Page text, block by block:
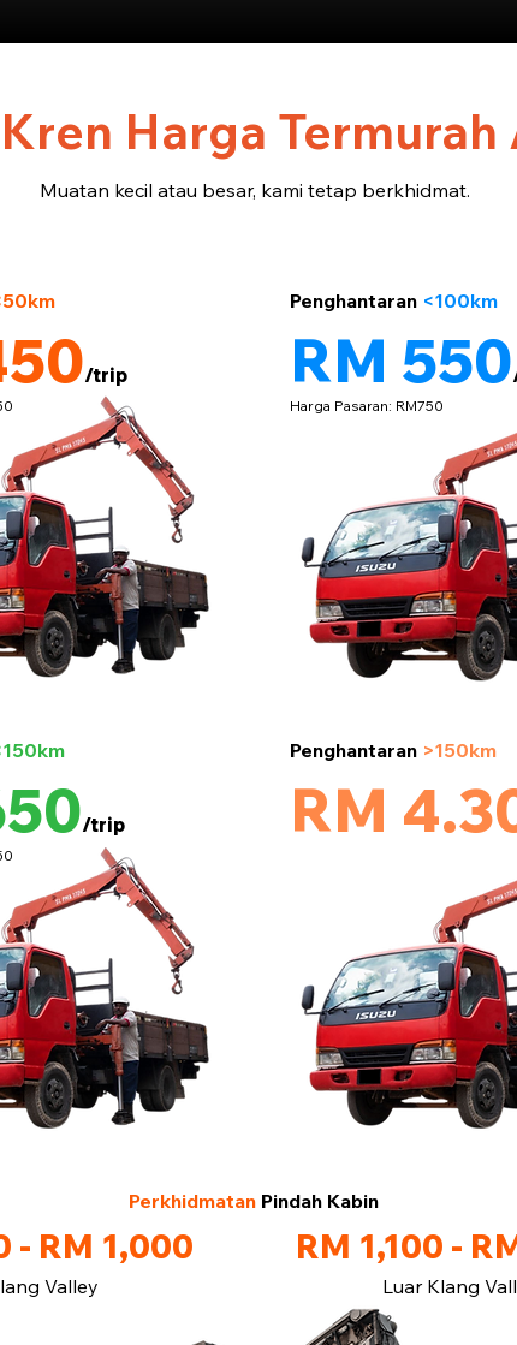
Harga
Muatan kecil atau besar, kami tetap berkhidmat.
/trip
/trip
RM 550
Penghantaran <100km
Harga Pasaran: RM750
RM
Penghantaran >150km
Perkhidmatan Pindah Kabin
- RM 1,000
Valley
RM 1,100 -
Luar Klang